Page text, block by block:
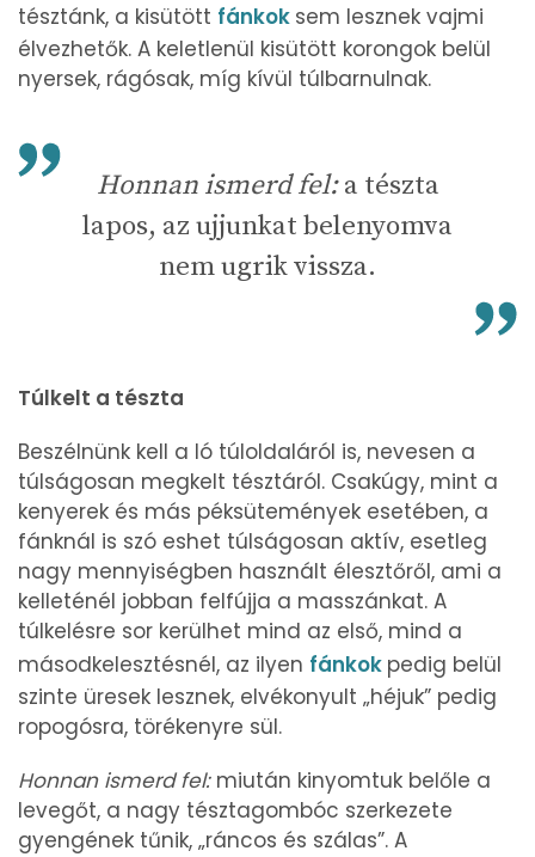
tésztánk, a kisütött fánkok sem lesznek vajmi
élvezhetők. A keletlenül kisütött korongok belül
nyersek, rágósak, míg kívül túlbarnulnak.
Honnan ismerd fel:a tészta
lapos, az ujjunkat belenyomva
nem ugrik vissza.
Túlkelt a tészta
Beszélnünk kell a ló túloldaláról is, nevesen a
túlságosan megkelt tésztáról. Csakúgy, mint a
kenyerek és más péksütemények esetében, a
fánknál is szó eshet túlságosan aktív, esetleg
nagy mennyiségben használt élesztőről, ami a
kelleténél jobban felfújja a masszánkat. A
túlkelésre sor kerülhet mind az első, mind a
másodkelesztésnél, az ilyen fánkok pedig belül
szinte üresek lesznek, elvékonyult „héjuk” pedig
ropogósra, törékenyre sül.
Honnan ismerd fel: miután kinyomtuk belőle a
levegőt, a nagy tésztagombóc szerkezete
gyengének tűnik, „ráncos és szálas”. A